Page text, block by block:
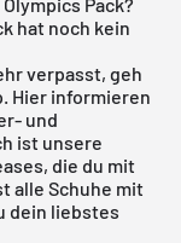
hat noch kein
verpasst, geh
. Hier informieren
und
ist unsere
, die du mit
alle Schuhe mit
dein liebstes